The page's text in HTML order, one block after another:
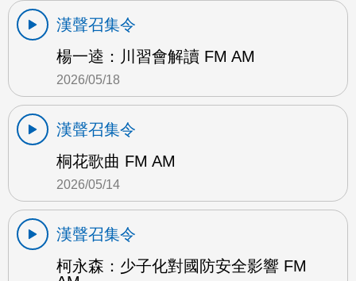
漢聲召集令
楊一逵：川習會解讀 FM AM
2026/05/18
漢聲召集令
桐花歌曲 FM AM
2026/05/14
漢聲召集令
柯永森：少子化對國防安全影響 FM